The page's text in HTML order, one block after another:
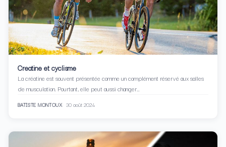
Creatine et cyclisme
La créatine est souvent présentée comme un complément réservé aux salles
de musculation. Pourtant, elle peut aussi changer…
BATISTE MONTOUX 30 août 2024